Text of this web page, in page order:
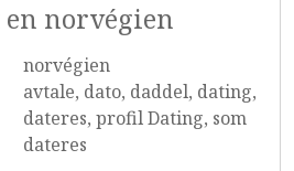
en norvégien
norvégien
avtale, dato, daddel, dating,
dateres, profil Dating, som
dateres